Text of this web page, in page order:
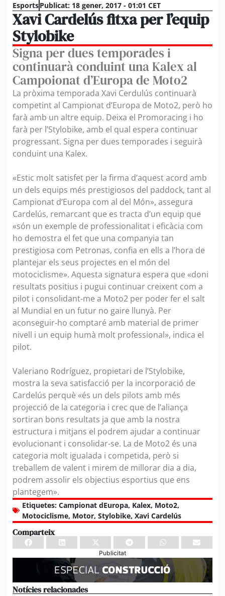
EsportsPublicat: 18 gener, 2017 - 01:01 CET
Xavi Cardelús fitxa per l’equip
Stylobike
Signa per dues temporades i
continuarà conduint una Kalex al
Campoionat d’Europa de Moto2
La pròxima temporada Xavi Cerdulús continuarà
competint al Campionat d’Europa de Moto2, però ho
farà amb un altre equip. Deixa el Promoracing i ho
farà per l’Stylobike, amb el qual espera continuar
progressant. Signa per dues temporades i seguirà
conduint una Kalex.
«Estic molt satisfet per la firma d’aquest acord amb
un dels equips més prestigiosos del paddock, tant al
Campionat d’Europa com al del Món», assegura
Cardelús, remarcant que es tracta d’un equip que
«són un exemple de professionalitat i eficàcia com
ho demostra el fet que una companyia tan
prestigiosa com Petronas, confia en ells a l’hora de
plantejar els seus projectes en el món del
motociclisme». Aquesta signatura espera que «doni
resultats positius i pugui continuar creixent com a
pilot i consolidant-me a Moto2 per poder fer el salt
al Mundial en un futur no gaire llunyà. Per
aconseguir-ho comptaré amb material de primer
nivell i un equip humà molt professional», indica el
pilot.
Valeriano Rodríguez, propietari de l’Stylobike,
mostra la seva satisfacció per la incorporació de
Cardelús perquè «és un dels pilots amb més
projecció de la categoria i crec que de l’aliança
sortiran bons resultats ja que amb la nostra
estructura i mitjans el podrem ajudar a continuar
evolucionant i consolidar-se. La de Moto2 és una
categoria molt igualada i competida, però si
treballem de valent i mirem de millorar dia a dia,
podrem assolir els objectius esportius que ens
plantegem».
Etiquetes: Campionat dEuropa, Kalex, Moto2,
Motociclisme, Motor, Stylobike, Xavi Cardelús
Comparteix
Publicitat
Notícies relacionades